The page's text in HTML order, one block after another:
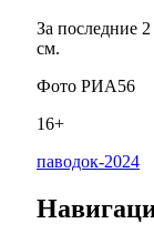
За последние
см.
Фото РИА56
16+
паводок-2024